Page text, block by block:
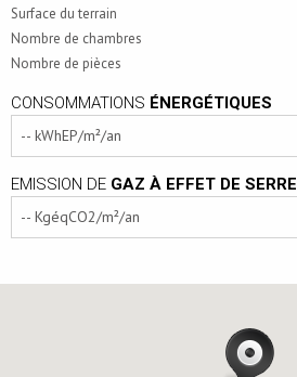
Surface du terrain
Nombre de chambres
Nombre de pièces
CONSOMMATIONS ÉNERGÉTIQUES
-- kWhEP/m²/an
EMISSION DE GAZ À EFFET DE SERRE
-- KgéqCO2/m²/an